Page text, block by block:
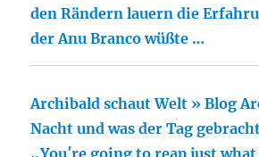
den Rändern lauern die
der Anu Branco wüßte …
Archibald schaut Welt » Blog
Nacht und was der Tag
„You′re going to reap just what